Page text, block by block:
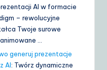
AI w formacie
– rewolucyjne
Twoje surowe
…
generuj prezentacje
AI: Twórz dynamiczne